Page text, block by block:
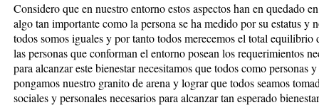
Considero que en nuestro entorno estos aspectos han en quedado
algo tan importante como la persona se ha medido por su estatus y
todos somos iguales y por tanto todos merecemos el total equilibrio
las personas que conforman el entorno posean los requerimientos
para alcanzar este bienestar necesitamos que todos como personas
pongamos nuestro granito de arena y lograr que todos seamos
sociales y personales necesarios para alcanzar tan esperado